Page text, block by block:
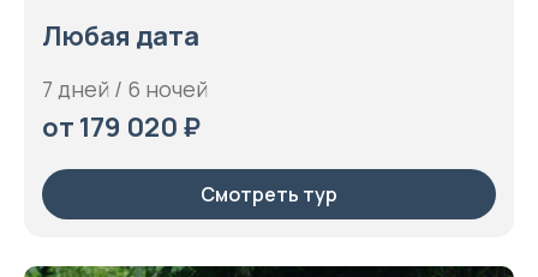
Любая дата
7 дней / 6 ночей
от 179 020 ₽
Смотреть тур